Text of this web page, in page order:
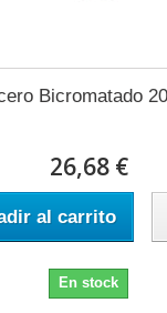
Bicromatado
26,68 €
al carrito
En stock